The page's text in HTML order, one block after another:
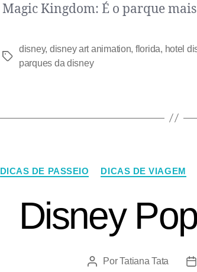
Magic Kingdom: É o parque
disney, disney art animation, florida, hotel
parques da disney
DICAS DE PASSEIO DICAS DE VIAGEM
Disney
PorTatiana Tata